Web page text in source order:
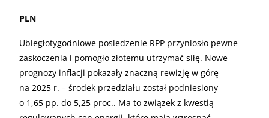
PLN
Ubiegłotygodniowe posiedzenie RPP przyniosło pewne
zaskoczenia i pomogło złotemu utrzymać siłę. Nowe
prognozy inflacji pokazały znaczną rewizję w górę
na 2025 r. – środek przedziału został podniesiony
o 1,65 pp. do 5,25 proc.. Ma to związek z kwestią